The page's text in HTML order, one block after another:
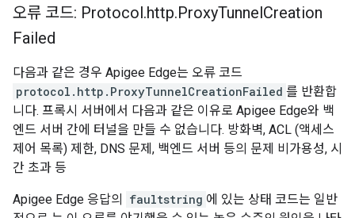
오류 코드: Protocol.http.ProxyTunnelCreation
Failed
다음과 같은 경우 Apigee Edge는 오류 코드
protocol.http.ProxyTunnelCreationFailed 를 반환합
니다. 프록시 서버에서 다음과 같은 이유로 Apigee Edge와 백
엔드 서버 간에 터널을 만들 수 없습니다. 방화벽, ACL (액세스
제어 목록) 제한, DNS 문제, 백엔드 서버 등의 문제 비가용성, 시
간 초과 등
Apigee Edge 응답의 faultstring 에 있는 상태 코드는 일반